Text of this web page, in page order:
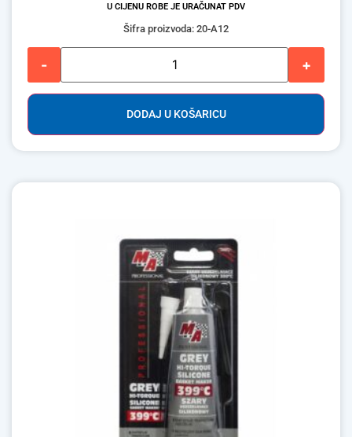
U CIJENU ROBE JE URAČUNAT PDV
Šifra proizvoda: 20-A12
- +
DODAJ U KOŠARICU